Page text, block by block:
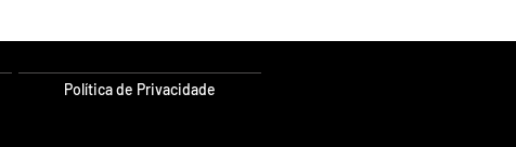
Política de Privacidade